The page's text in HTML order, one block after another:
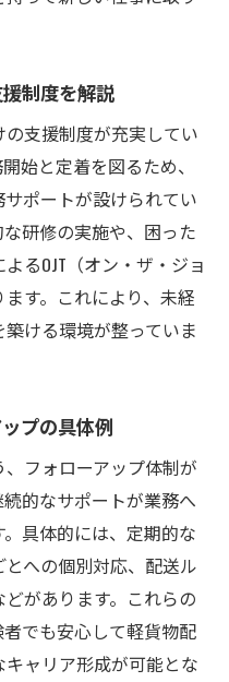
制度を解説
支援制度が充実してい
始と定着を図るため、
ポートが設けられてい
研修の実施や、困った
るOJT（オン・ザ・ジョ
す。これにより、未経
ける環境が整っていま
プの具体例
フォローアップ体制が
的なサポートが業務へ
具体的には、定期的な
への個別対応、配送ル
があります。これらの
でも安心して軽貨物配
ャリア形成が可能とな